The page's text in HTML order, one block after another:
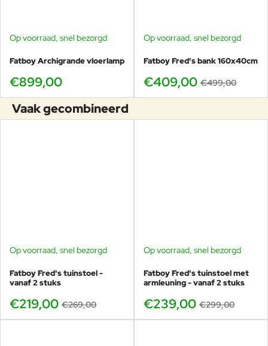
Heeft u vragen over de Fred’s serie, het merk Fatboy, of wilt u zich
misschien oriënteren op verschillende soorten tuintafels? U bent
van harte welkom in onze showroom in Voorschoten om even
Op voorraad, snel bezorgd
Fatboy Archigrande vloerlamp
€899,00
-18%
Op voorraad, snel bezorgd
Fatboy Fred's bank 160x40cm
€409,00 €499,00
Vaak gecombineerd
-19%
Op voorraad, snel bezorgd
Fatboy Fred's tuinstoel -
vanaf 2 stuks
€219,00 €269,00
-20%
Op voorraad, snel bezorgd
Fatboy Fred's tuinstoel met
armleuning - vanaf 2 stuks
€239,00 €299,00